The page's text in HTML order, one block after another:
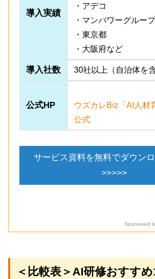
導入実績
・アデコ
・マンパワーグループ
・東京都
・大阪府など
導入社数 30社以上（自治体を含
公式HP
ウズカレBiz「AI人材
公式
サービス資料を無料でダウン
>>>>>
Sponsored
＜比較表＞AI研修おすす